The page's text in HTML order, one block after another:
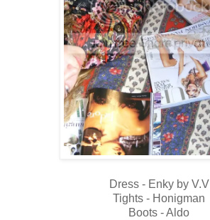
Dress - Enky by V.V
Tights - Honigman
Boots - Aldo